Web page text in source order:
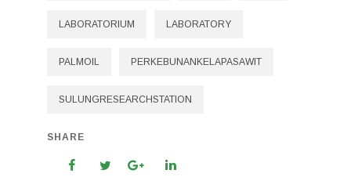
LABORATORIUM LABORATORY
PALMOIL PERKEBUNANKELAPASAWIT
SULUNGRESEARCHSTATION
SHARE